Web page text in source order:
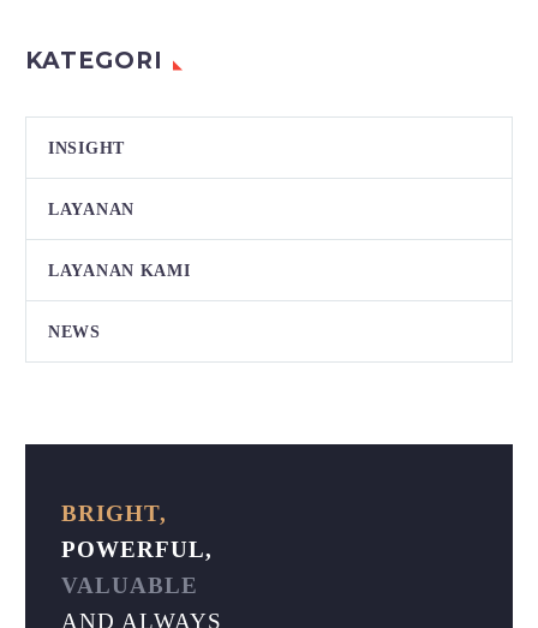
KATEGORI
INSIGHT
LAYANAN
LAYANAN KAMI
NEWS
BRIGHT,
POWERFUL,
VALUABLE
AND ALWAYS